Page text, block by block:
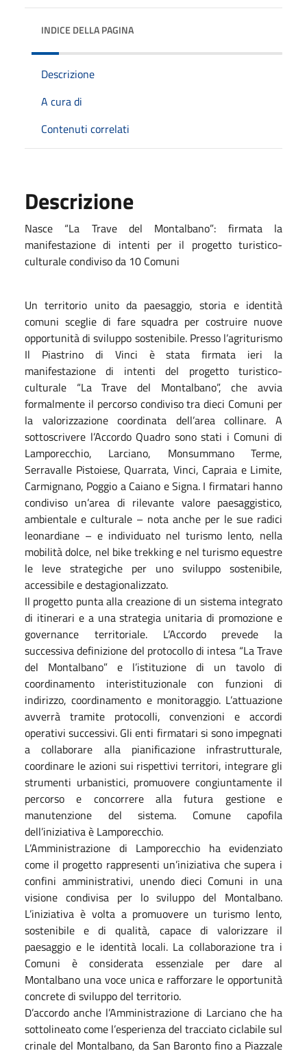
INDICE DELLA PAGINA
Descrizione
A cura di
Contenuti correlati
Descrizione
Nasce “La Trave del Montalbano”: firmata la
manifestazione di intenti per il progetto turistico-
culturale condiviso da 10 Comuni
Un territorio unito da paesaggio, storia e identità
comuni sceglie di fare squadra per costruire nuove
opportunità di sviluppo sostenibile. Presso l’agriturismo
Il Piastrino di Vinci è stata firmata ieri la
manifestazione di intenti del progetto turistico-
culturale “La Trave del Montalbano”, che avvia
formalmente il percorso condiviso tra dieci Comuni per
la valorizzazione coordinata dell’area collinare. A
sottoscrivere l’Accordo Quadro sono stati i Comuni di
Lamporecchio, Larciano, Monsummano Terme,
Serravalle Pistoiese, Quarrata, Vinci, Capraia e Limite,
Carmignano, Poggio a Caiano e Signa. I firmatari hanno
condiviso un’area di rilevante valore paesaggistico,
ambientale e culturale – nota anche per le sue radici
leonardiane – e individuato nel turismo lento, nella
mobilità dolce, nel bike trekking e nel turismo equestre
le leve strategiche per uno sviluppo sostenibile,
accessibile e destagionalizzato.
Il progetto punta alla creazione di un sistema integrato
di itinerari e a una strategia unitaria di promozione e
governance territoriale. L’Accordo prevede la
successiva definizione del protocollo di intesa “La Trave
del Montalbano” e l’istituzione di un tavolo di
coordinamento interistituzionale con funzioni di
indirizzo, coordinamento e monitoraggio. L’attuazione
avverrà tramite protocolli, convenzioni e accordi
operativi successivi. Gli enti firmatari si sono impegnati
a collaborare alla pianificazione infrastrutturale,
coordinare le azioni sui rispettivi territori, integrare gli
strumenti urbanistici, promuovere congiuntamente il
percorso e concorrere alla futura gestione e
manutenzione del sistema. Comune capofila
dell’iniziativa è Lamporecchio.
L’Amministrazione di Lamporecchio ha evidenziato
come il progetto rappresenti un’iniziativa che supera i
confini amministrativi, unendo dieci Comuni in una
visione condivisa per lo sviluppo del Montalbano.
L’iniziativa è volta a promuovere un turismo lento,
sostenibile e di qualità, capace di valorizzare il
paesaggio e le identità locali. La collaborazione tra i
Comuni è considerata essenziale per dare al
Montalbano una voce unica e rafforzare le opportunità
concrete di sviluppo del territorio.
D’accordo anche l’Amministrazione di Larciano che ha
sottolineato come l’esperienza del tracciato ciclabile sul
crinale del Montalbano, da San Baronto fino a Piazzale